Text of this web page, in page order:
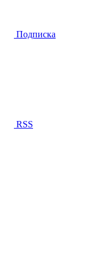
Подписка
RSS